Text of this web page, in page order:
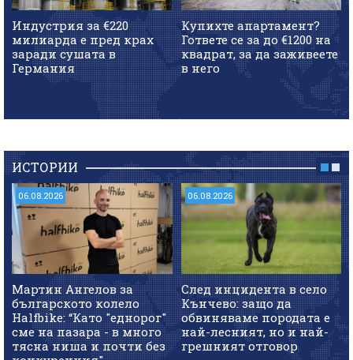
Индустрия за €220
милиарда е пред крах
заради сушата в
Германия
Купихте апартамент?
Гответе се за до €1200 на
квадрат, за да заживеете
в него
ИСТОРИИ
06.08.2026
Мартин Ангелов за
българското колело
Halfbike: “Като "еднорог"
сме на пазара - в много
тясна ниша и почти без
06.08.2026
След инцидента в село
Кънчево: защо да
обвиняваме породата е
най-лесният, но и най-
грешният отговор